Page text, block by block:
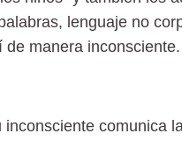
lenguaje no
manera inconsciente.
comunica